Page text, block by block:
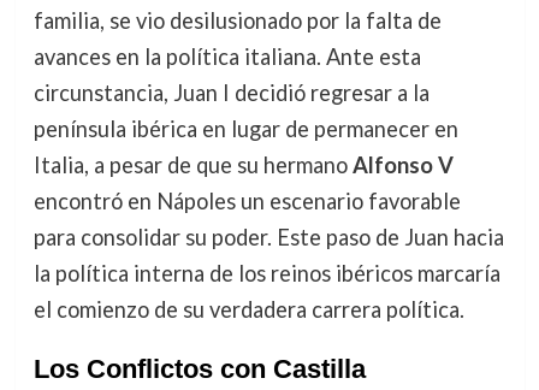
familia, se vio desilusionado por la falta de
avances en la política italiana. Ante esta
circunstancia, Juan I decidió regresar a la
península ibérica en lugar de permanecer en
Italia, a pesar de que su hermanoAlfonso V
encontró en Nápoles un escenario favorable
para consolidar su poder. Este paso de Juan hacia
la política interna de los reinos ibéricos marcaría
el comienzo de su verdadera carrera política.
Los Conflictos con Castilla